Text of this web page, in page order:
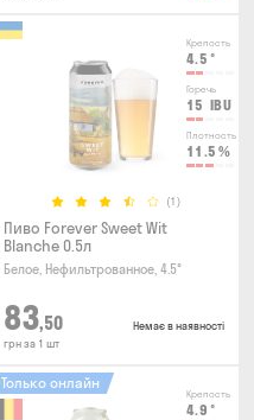
Крепость
4.5 °
Горечь
15 IBU
Плотность
11.5 %
(1)
Пиво Forever Sweet Wit
Blanche 0.5л
Белое, Нефильтрованное, 4.5°
83,50
грн за 1 шт
Немає в наявності
Крепость
4.9 °
Только онлайн